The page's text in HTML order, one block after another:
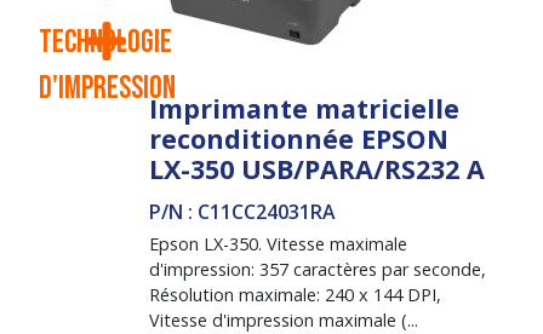
Technologie
d'impression
Imprimante matricielle
reconditionnée EPSON
LX-350 USB/PARA/RS232 A
P/N : C11CC24031RA
Epson LX-350. Vitesse maximale
d'impression: 357 caractères par seconde,
Résolution maximale: 240 x 144 DPI,
Vitesse d'impression maximale (...